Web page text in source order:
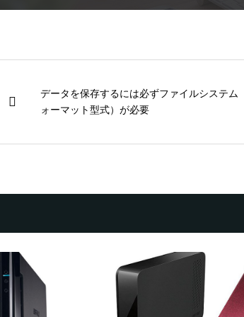
データを保存するには必ずファイルシステム
ォーマット型式）が必要